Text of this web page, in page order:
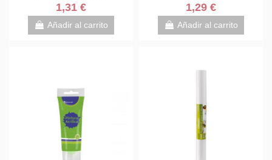
1,31 €
Añadir al carrito
1,29 €
Añadir al carrito